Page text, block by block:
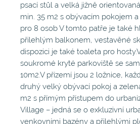
psací stůl a velká jižně
min. 35 m2 s obývacím pokojem
pro 8 osob V tomto patře je také
přilehlým balkonem, vestavěné
dispozici je také toaleta pro
soukromé kryté parkoviště se
10m2.V přízemí jsou 2 ložnice,
druhý velký obývací pokoj a
m2 s přímým přístupem do
Village – jedná se o exkluzivní
venkovními bazény a přilehlými